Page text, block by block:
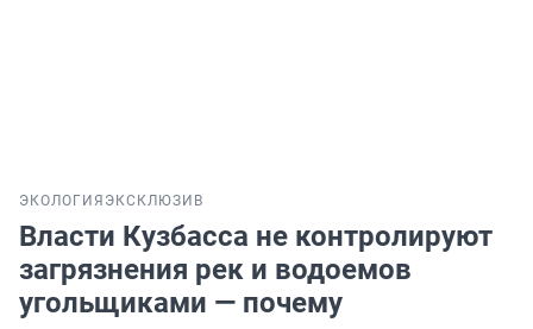
ЭКОЛОГИЯ ЭКСКЛЮЗИВ
Власти Кузбасса не контролируют
загрязнения рек и водоемов
угольщиками — почему